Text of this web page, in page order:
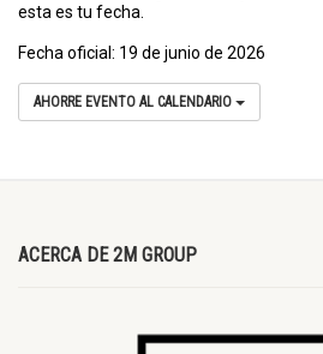
esta es tu fecha.
Fecha oficial: 19 de junio de 2026
AHORRE EVENTO AL CALENDARIO
ACERCA DE 2M GROUP